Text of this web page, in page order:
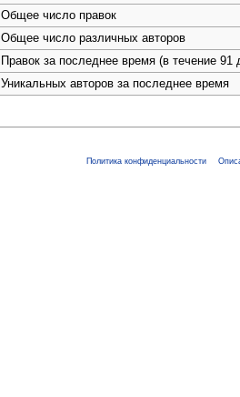
Общее число правок
Общее число различных авторов
Правок за последнее время (в течение 91
Уникальных авторов за последнее время
Политика конфиденциальности